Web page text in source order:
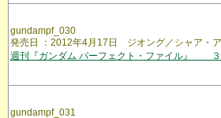
gundampf_030
発売日 ：2012年4月17日 ジオング／シャア・
週刊『ガンダム パーフェクト・ファイル』
gundampf_031